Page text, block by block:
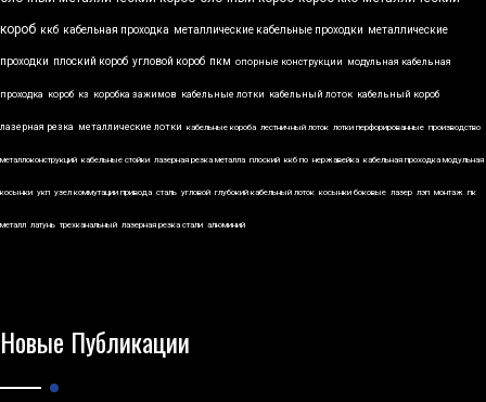
короб ккб кабельная проходка металлические кабельные проходки металлические
проходки плоский короб угловой короб пкм опорные конструкции модульная кабельная
проходка короб кз коробка зажимов кабельные лотки кабельный лоток кабельный короб
лазерная резка металлические лотки кабельные короба лестничный лоток лотки перфорированные производство
металлоконструкций кабельные стойки лазерная резка металла плоский ккб по нержавейка кабельная проходка модульная
косынки укп узел коммутации привода сталь угловой глубокий кабельный лоток косынки боковые лазер лэп монтаж пк
металл латунь трехканальный лазерная резка стали алюминий
Новые Публикации